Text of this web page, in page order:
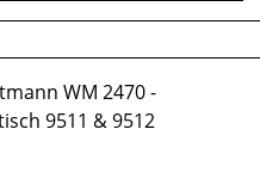
Deko oder andere
kann abweichen.